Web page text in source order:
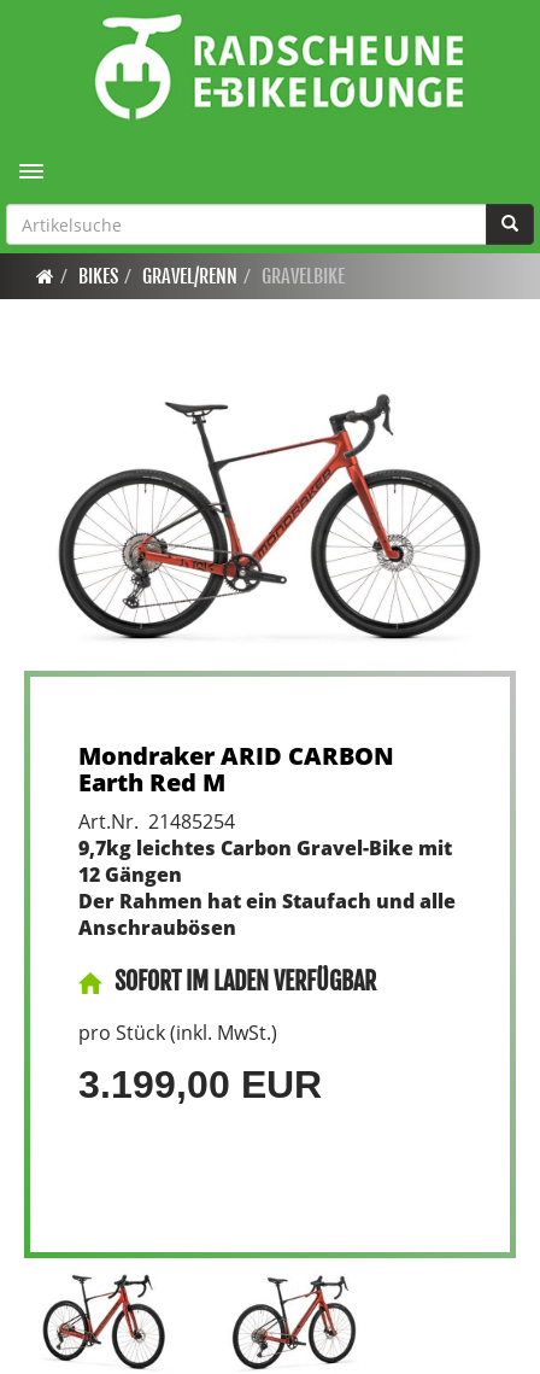
Toggle navigation
BIKES GRAVEL/RENN GRAVELBIKE
Mondraker ARID CARBON
Earth Red M
Art.Nr. 21485254
9,7kg leichtes Carbon Gravel-Bike mit
12 Gängen
Der Rahmen hat ein Staufach und alle
Anschraubösen
SOFORT IM LADEN VERFÜGBAR
pro Stück (inkl. MwSt.)
3.199,00 EUR